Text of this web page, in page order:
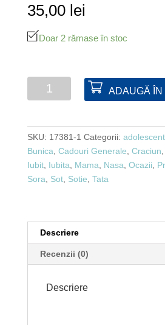
35,00 lei
Doar 2 rămase în stoc
Cantitate
Craciun
ADAUGĂ ÎN
SKU: 17381-1 Categorii:
Bunica Cadouri Generale Craciun
Iubit, Iubita Mama Nasa Ocazii
Sora
Sot, Sotie Tata
Descriere
Recenzii (0)
Descriere